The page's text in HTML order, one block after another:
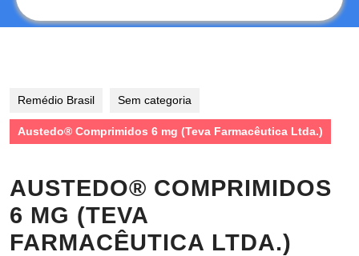
Remédio Brasil Sem categoria
Austedo® Comprimidos 6 mg (Teva Farmacêutica Ltda.)
AUSTEDO® COMPRIMIDOS
6 MG (TEVA
FARMACÊUTICA LTDA.)